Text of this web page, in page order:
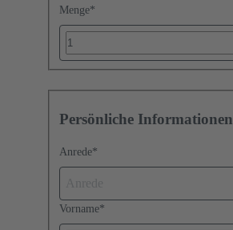
Menge*
Persönliche Informationen
Anrede*
Vorname*